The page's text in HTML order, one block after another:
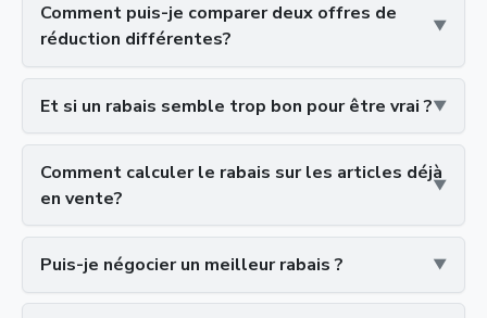
Comment puis-je comparer deux offres de
réduction différentes?
Et si un rabais semble trop bon pour être vrai ?
Comment calculer le rabais sur les articles déjà
en vente?
Puis-je négocier un meilleur rabais ?